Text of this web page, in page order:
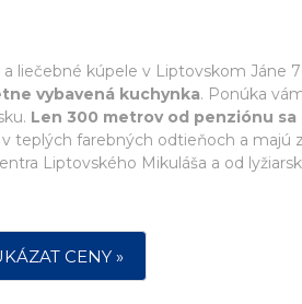
liečebné kúpele v Liptovskom Jáne
vybavená kuchynka. Ponúka
Len 300 metrov od penziónu
teplých farebných odtieňoch a majú
Liptovského Mikuláša a od
CENY »